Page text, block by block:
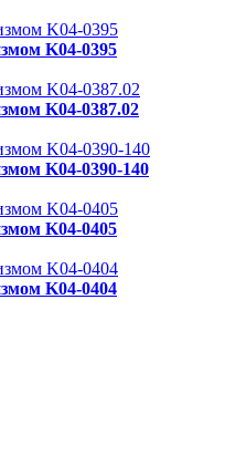
K04-0395
K04-0387.02
K04-0390-140
K04-0405
K04-0404